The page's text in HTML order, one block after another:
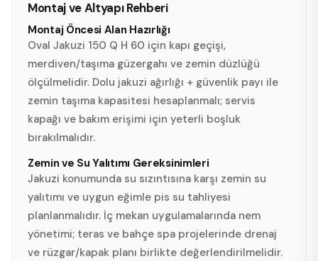
Montaj ve Altyapı Rehberi
Montaj Öncesi Alan Hazırlığı
Oval Jakuzi 150 Q H 60 için kapı geçişi,
merdiven/taşıma güzergahı ve zemin düzlüğü
ölçülmelidir. Dolu jakuzi ağırlığı + güvenlik payı ile
zemin taşıma kapasitesi hesaplanmalı; servis
kapağı ve bakım erişimi için yeterli boşluk
bırakılmalıdır.
Zemin ve Su Yalıtımı Gereksinimleri
Jakuzi konumunda su sızıntısına karşı zemin su
yalıtımı ve uygun eğimle pis su tahliyesi
planlanmalıdır. İç mekan uygulamalarında nem
yönetimi; teras ve bahçe spa projelerinde drenaj
ve rüzgar/kapak planı birlikte değerlendirilmelidir.